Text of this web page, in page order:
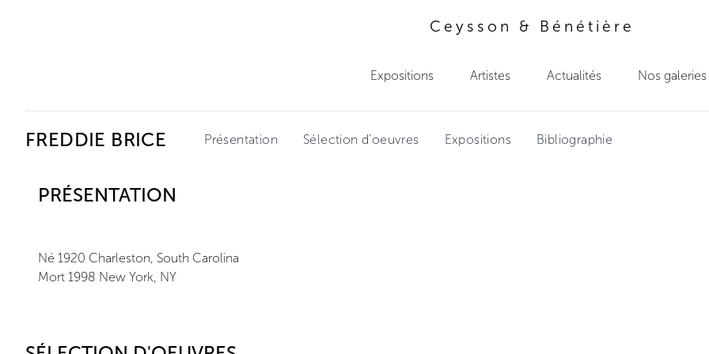
Ceysson & Bénétière
Expositions Artistes Actualités Nos galeries
FREDDIE BRICE Présentation Sélection d'oeuvres Expositions Bibliographie
PRÉSENTATION
Né 1920 Charleston, South Carolina
Mort 1998 New York, NY